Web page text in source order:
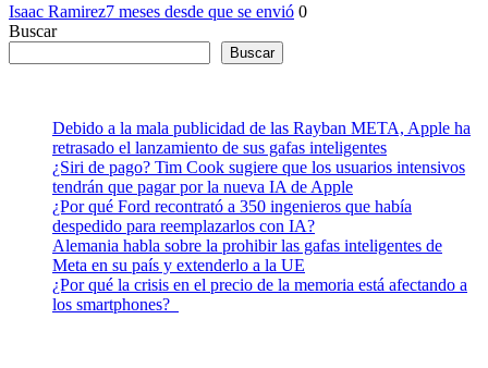
Isaac Ramirez7 meses desde que se envió 0
Buscar
Buscar
Debido a la mala publicidad de las Rayban META, Apple ha
retrasado el lanzamiento de sus gafas inteligentes
¿Siri de pago? Tim Cook sugiere que los usuarios intensivos
tendrán que pagar por la nueva IA de Apple
¿Por qué Ford recontrató a 350 ingenieros que había
despedido para reemplazarlos con IA?
Alemania habla sobre la prohibir las gafas inteligentes de
Meta en su país y extenderlo a la UE
¿Por qué la crisis en el precio de la memoria está afectando a
los smartphones?